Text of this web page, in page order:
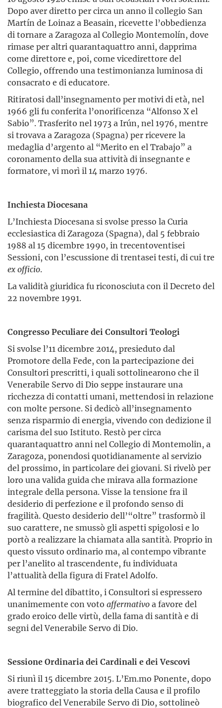
Dopo aver diretto per circa un anno il collegio San
Martín de Loinaz a Beasain, ricevette l’obbedienza
di tornare a Zaragoza al Collegio Montemolín, dove
rimase per altri quarantaquattro anni, dapprima
come direttore e, poi, come vicedirettore del
Collegio, offrendo una testimonianza luminosa di
consacrato e di educatore.
Ritiratosi dall’insegnamento per motivi di età, nel
1966 gli fu conferita l’onorificenza “Alfonso X el
Sabio”. Trasferito nel 1973 a Irún, nel 1976, mentre
si trovava a Zaragoza (Spagna) per ricevere la
medaglia d’argento al “Merito en el Trabajo” a
coronamento della sua attività di insegnante e
formatore, vi morì il 14 marzo 1976.
Inchiesta Diocesana
L’Inchiesta Diocesana si svolse presso la Curia
ecclesiastica di Zaragoza (Spagna), dal 5 febbraio
1988 al 15 dicembre 1990, in trecentoventisei
Sessioni, con l’escussione di trentasei testi, di cui tre
ex officio.
La validità giuridica fu riconosciuta con il Decreto del
22 novembre 1991.
Congresso Peculiare dei Consultori Teologi
Si svolse l’11 dicembre 2014, presieduto dal
Promotore della Fede, con la partecipazione dei
Consultori prescritti, i quali sottolinearono che il
Venerabile Servo di Dio seppe instaurare una
ricchezza di contatti umani, mettendosi in relazione
con molte persone. Si dedicò all’insegnamento
senza risparmio di energia, vivendo con dedizione il
carisma del suo Istituto. Restò per circa
quarantaquattro anni nel Collegio di Montemolin, a
Zaragoza, ponendosi quotidianamente al servizio
del prossimo, in particolare dei giovani. Si rivelò per
loro una valida guida che mirava alla formazione
integrale della persona. Visse la tensione fra il
desiderio di perfezione e il profondo senso di
fragilità. Questo desiderio dell’“oltre” trasformò il
suo carattere, ne smussò gli aspetti spigolosi e lo
portò a realizzare la chiamata alla santità. Proprio in
questo vissuto ordinario ma, al contempo vibrante
per l’anelito al trascendente, fu individuata
l’attualità della figura di Fratel Adolfo.
Al termine del dibattito, i Consultori si espressero
unanimemente con voto affermativoa favore del
grado eroico delle virtù, della fama di santità e di
segni del Venerabile Servo di Dio.
Sessione Ordinaria dei Cardinali e dei Vescovi
Si riunì il 15 dicembre 2015. L’Em.mo Ponente, dopo
avere tratteggiato la storia della Causa e il profilo
biografico del Venerabile Servo di Dio, sottolineò